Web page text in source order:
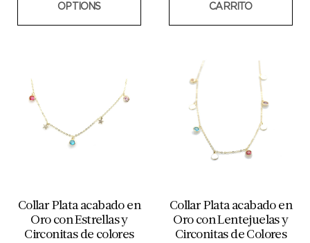
OPTIONS CARRITO
Collar Plata acabado en
Oro con Estrellas y
Circonitas de colores
Collar Plata acabado en
Oro con Lentejuelas y
Circonitas de Colores